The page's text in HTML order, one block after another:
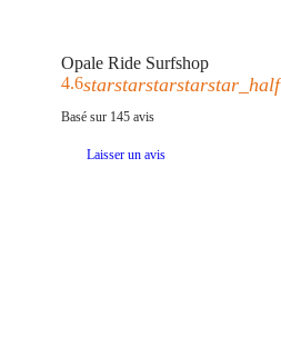
Opale Ride Surfshop
4.6starstarstarstarstar_half
Basé sur 145 avis
Laisser un avis